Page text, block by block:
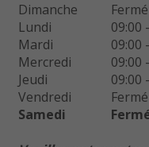
Dimanche
Fermé
Lundi
09:00
Mardi
09:00
Mercredi
09:00
Jeudi
09:00
Vendredi
Fermé
Samedi